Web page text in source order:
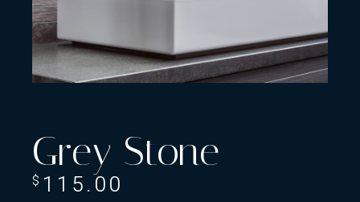
Grey Stone
$ 115.00